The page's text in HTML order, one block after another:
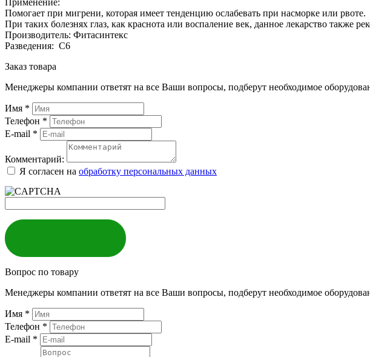
Применение:
Помогает при мигрени, которая имеет тенденцию ослабевать при насморке или
При таких болезнях глаз, как краснота или воспаление век, данное лекарство также
Производитель: Фитасинтекс
Разведения: С6
Заказ товара
Менеджеры компании ответят на все Ваши вопросы, подберут необходимое
Имя *
Телефон *
E-mail *
Комментарий:
Я согласен на обработку персональных данных
Вопрос по товару
Менеджеры компании ответят на все Ваши вопросы, подберут необходимое
Имя *
Телефон *
E-mail *